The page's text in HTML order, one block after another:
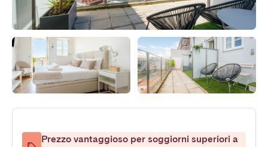
Prezzo vantaggioso per soggiorni superiori a